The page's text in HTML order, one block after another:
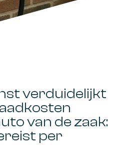
verduidelijkt
van de zaak:
per